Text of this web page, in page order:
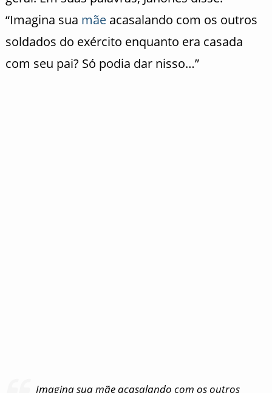
“Imagina sua mãeacasalando com os outros
soldados do exército enquanto era casada
com seu pai? Só podia dar nisso…”
Imagina sua mãe acasalando com os outros